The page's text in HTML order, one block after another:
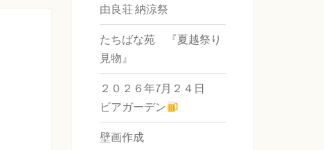
由良荘 納涼祭
たちばな苑 『夏越祭り
見物』
２０２６年7月２４日
ビアガーデン
壁画作成